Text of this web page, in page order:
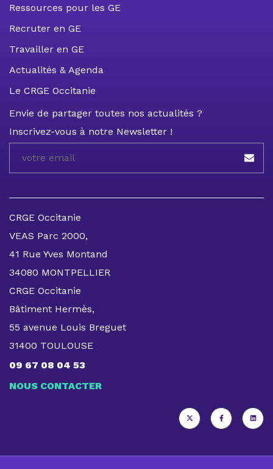
Ressources pour les GE
Recruter en GE
Travailler en GE
Actualités & Agenda
Le CRGE Occitanie
Envie de partager toutes nos actualités ?
Inscrivez-vous à notre Newsletter !
CRGE Occitanie
VEAS Parc 2000,
41 Rue Yves Montand
34080 MONTPELLIER
CRGE Occitanie
Bâtiment Hermès,
55 avenue Louis Breguet
31400 TOULOUSE
09 67 08 04 53
NOUS CONTACTER